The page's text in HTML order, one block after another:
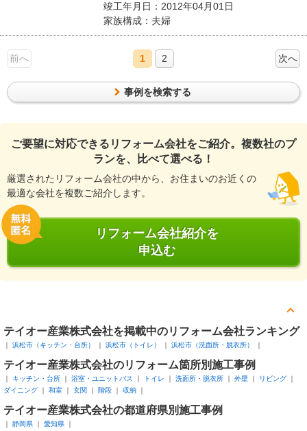
竣工年月日：2012年04月01日
家族構成：夫婦
前へ 1 2 次へ
事例を検索する
ご要望に対応できるリフォーム会社をご紹介。複数社のプ
ランを、比べて選べる！
厳選されたリフォーム会社の中から、お住まいのお近くの
最適な会社を複数ご紹介します。
リフォーム会社紹介を
申込む
テイオー産業株式会社を掲載中のリフォーム会社ランキング
浜松市（キッチン・台所） 浜松市（トイレ） 浜松市（洗面所・脱衣所）
テイオー産業株式会社のリフォーム箇所別施工事例
キッチン・台所 浴室・ユニットバス トイレ 洗面所・脱衣所 外壁
リビング
ダイニング
和室 玄関 階段 収納
テイオー産業株式会社の都道府県別施工事例
静岡県 愛知県